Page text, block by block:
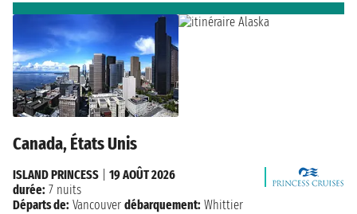
Canada, États Unis
ISLAND PRINCESS
19 AOÛT 2026
durée: 7 nuits
Départs de: Vancouver débarquement: Whittier